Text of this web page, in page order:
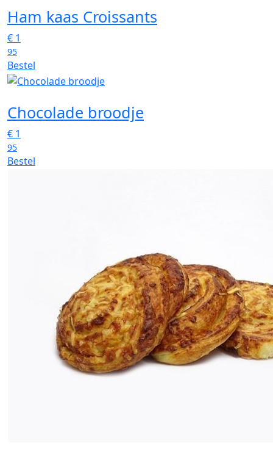
Ham kaas Croissants
€ 1
95
Bestel
Chocolade broodje
€ 1
95
Bestel